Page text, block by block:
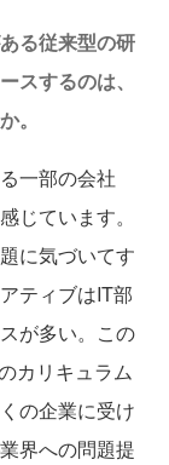
る従来型の研
スするのは、
。
一部の会社
じています。
に気づいてす
ティブはIT部
が多い。この
カリキュラム
の企業に受け
界への問題提